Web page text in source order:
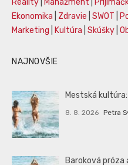
Reality
Manažment
Ekonomika
Zdravie SWOT
Marketing
Kultúra Skúšky
NAJNOVŠIE
Mestská
8. 8. 2026 Petra
Baroková